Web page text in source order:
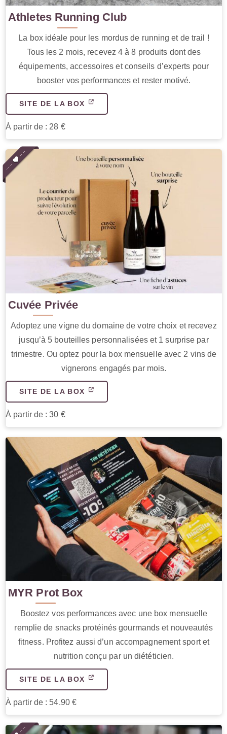
Athletes Running Club
La box idéale pour les mordus de running et de trail !
Tous les 2 mois, recevez 4 à 8 produits dont des
équipements, accessoires et conseils d’experts pour
booster vos performances et rester motivé.
SITE DE LA BOX
À partir de : 28 €
Cuvée Privée
Adoptez une vigne du domaine de votre choix et recevez
jusqu’à 5 bouteilles personnalisées et 1 surprise par
trimestre. Ou optez pour la box mensuelle avec 2 vins de
vignerons engagés par mois.
SITE DE LA BOX
À partir de : 30 €
MYR Prot Box
Boostez vos performances avec une box mensuelle
remplie de snacks protéinés gourmands et nouveautés
fitness. Profitez aussi d’un accompagnement sport et
nutrition conçu par un diététicien.
SITE DE LA BOX
À partir de : 54.90 €